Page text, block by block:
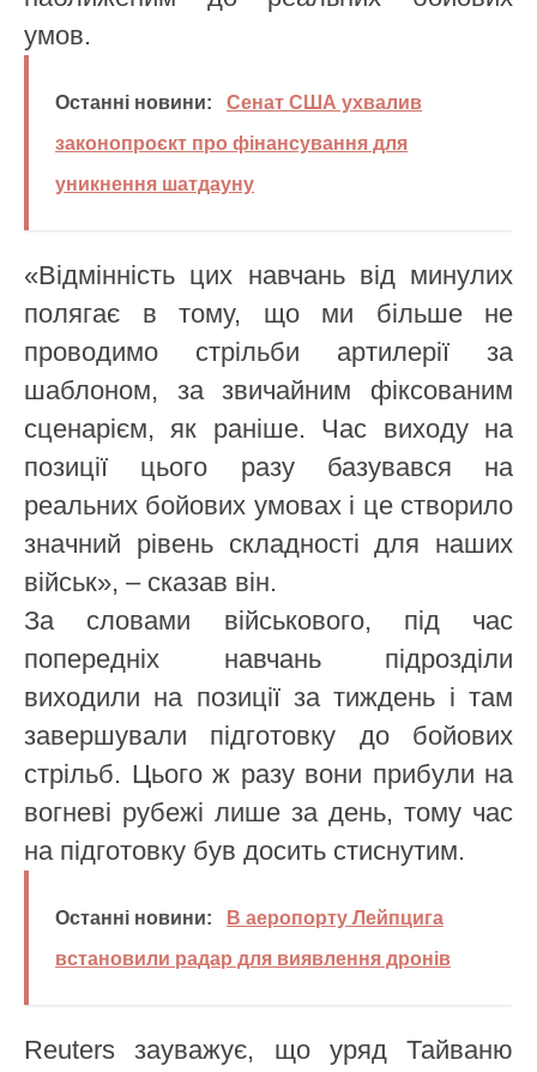
умов.
Останні новини:
Сенат США ухвалив
законопроєкт про фінансування для
уникнення шатдауну
«Відмінність цих навчань від минулих
полягає в тому, що ми більше не
проводимо стрільби артилерії за
шаблоном, за звичайним фіксованим
сценарієм, як раніше. Час виходу на
позиції цього разу базувався на
реальних бойових умовах і це створило
значний рівень складності для наших
військ», – сказав він.
За словами військового, під час
попередніх навчань підрозділи
виходили на позиції за тиждень і там
завершували підготовку до бойових
стрільб. Цього ж разу вони прибули на
вогневі рубежі лише за день, тому час
на підготовку був досить стиснутим.
Останні новини:
В аеропорту Лейпцига
встановили радар для виявлення дронів
Reuters зауважує, що уряд Тайваню